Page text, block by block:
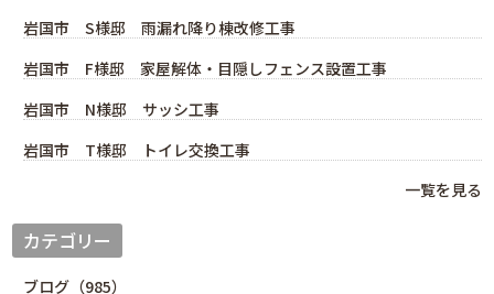
岩国市 S様邸 雨漏れ降り棟改修工事
岩国市 F様邸 家屋解体・目隠しフェンス設置工事
岩国市 N様邸 サッシ工事
岩国市 T様邸 トイレ交換工事
一覧を見る
カテゴリー
ブログ（985）